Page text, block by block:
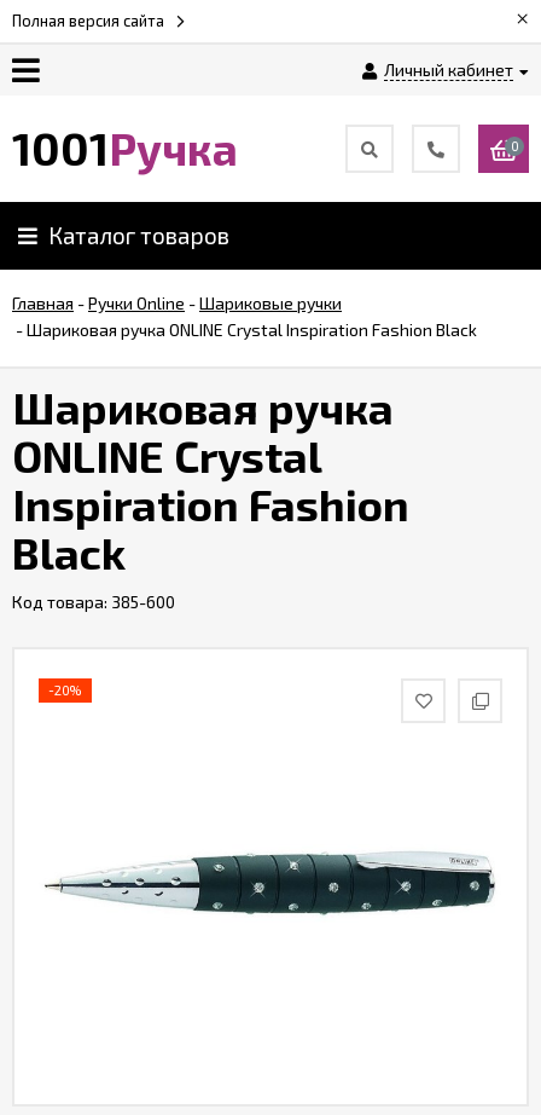
Полная версия сайта ×
Личный кабинет
Возврат
Обзоры
ручек
Контакты
1001Ручка 0
Каталог товаров
Главная -Ручки Online -Шариковые ручки
-Шариковая ручка ONLINE Crystal Inspiration Fashion Black
Шариковая ручка
ONLINE Crystal
Inspiration Fashion
Black
Код товара: 385-600
-20%